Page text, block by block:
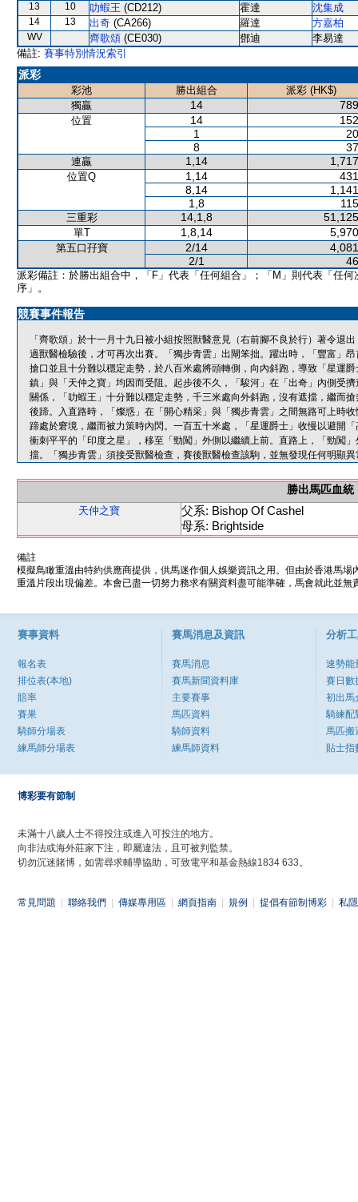
13 10 叻蝦王 (CD212) 霍達 沈集成
14 13 出奇 (CA266) 羅達 方嘉柏
WV 齊歌頌 (CE030) 鄧迪
李易達
備註: 賽事特別情況索引
派彩
彩池 勝出組合
派彩 (HK$)
獨贏
14
位置 14
1
8
連贏 1,14
位置Q 1,14
8,14
1,8
三重彩 14,1,8
單T 1,8,14
第五口孖寶 2/14
2/1
派彩備註：於勝出組合中，「F」代表「任何組合」；「M」則代表「任何
序」。
競賽事件報告
「齊歌頌」於十一月十九日被小組按照獸醫意見（右前腳不良於行）著令退
過獸醫檢驗後，才可再次出賽。「獨步青雲」出閘笨拙。躍出時，「豐富」
搶口並且十分難以穩定走勢，於八百米處將頭轉側，向內斜跑，導致「星運
鎮」與「天仲之寶」均因而受阻。起步後不久，「駿河」在「出奇」內側受
關係，「叻蝦王」十分難以穩定走勢，千三米處向外斜跑，沒有遮擋，繼而
後蹄。入直路時，「燦惑」在「開心精采」與「獨步青雲」之間無路可上時
蹄處於窘境，繼而被力策時內閃。一百五十米處，「星運爵士」收慢以避開
衝刺平平的「印度之星」，移至「勁闖」外側以繼續上前。直路上，「勁闖
擋。「獨步青雲」須接受獸醫檢查，賽後獸醫檢查該駒，並無發現任何明顯
勝出馬匹血統
天仲之寶
父系: Bishop Of Cashel
母系: Brightside
備註
模擬鳥瞰重溫由特約供應商提供，供馬迷作個人娛樂資訊之用。但由於香港馬
重溫片段出現偏差。本會已盡一切努力務求有關資料盡可能準確，馬會就此並
賽事資料
報名表
排位表(本地)
賠率
賽果
騎師分場表
練馬師分場表
賽馬消息及資訊
賽馬消息
賽馬新聞資料庫
主要賽事
馬匹資料
騎師資料
練馬師資料
分析
速勢能
賽日數
初出馬
騎練配
馬匹搬
貼士指
博彩要有節制
未滿十八歲人士不得投注或進入可投注的地方。
向非法或海外莊家下注，即屬違法，且可被判監禁。
切勿沉迷賭博，如需尋求輔導協助，可致電平和基金熱線1834 633。
常見問題 聯絡我們 傳媒專用區 網頁指南 規例 提倡有節制博彩 私